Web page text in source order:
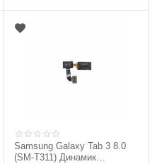
Samsung Galaxy Tab 3 8.0
(SM-T311) Динамик